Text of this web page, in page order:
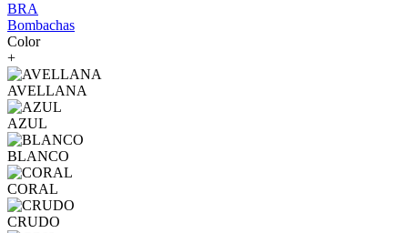
BRA
Bombachas
Color
+
AVELLANA
AZUL
BLANCO
CORAL
CRUDO